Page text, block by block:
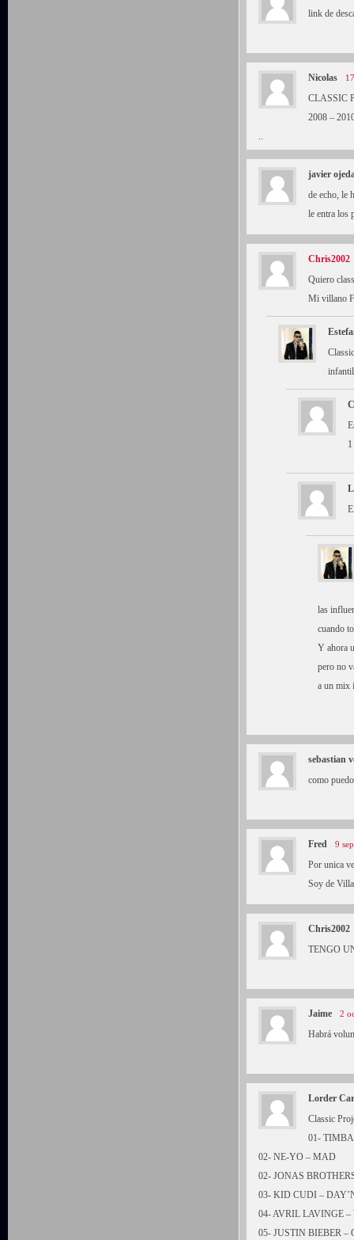
link de
Nicolas
CLASSIC
2008 –
..
javier
de echo, le
le entra los
Chris2002
Quiero
Mi villano
las
cuando
Y ahora
pero no
a un mix
sebastian
como
Fred 9
Por unica
Soy de
Chris2002
TENGO
Jaime 2
Habrá
Lorder
Classic
01-
02- NE-YO – MAD
02- JONAS
03- KID CUDI –
04- AVRIL LAVINGE –
05- JUSTIN BIEBER –